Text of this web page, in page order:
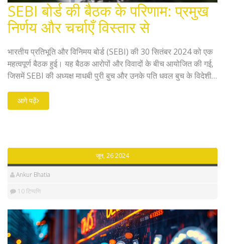
SEBI बोर्ड की बैठक के परिणाम: प्रमुख
निर्णय और चर्चाएँ विस्तार से
भारतीय प्रतिभूति और विनिमय बोर्ड (SEBI) की 30 सितंबर 2024 को एक
महत्वपूर्ण बैठक हुई। यह बैठक आरोपों और विवादों के बीच आयोजित की गई,
जिसमें SEBI की अध्यक्ष माधबी पुरी बुच और उनके पति धवल बुच के विदेशी
ट्रेडिंग के लिए तंग नियम, नए एसेट क्लास और म्यूचुअल फंड लाइट रेगुलेशंस
पर चर्चा की गई।
आगे पढ़ें
जून, 26 2024
Ankur Bhatia
10 टिप्पणि